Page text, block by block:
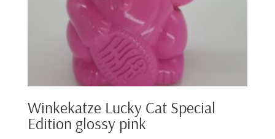
Winkekatze Lucky Cat Special
Edition glossy pink